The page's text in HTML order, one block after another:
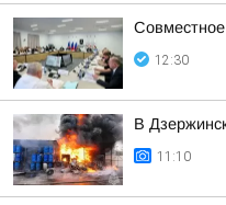
Совместное
12:30
В
11:10